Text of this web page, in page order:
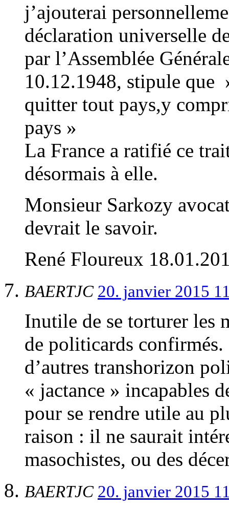
j’ajouterai
déclaration universelle
par l’Assemblée
10.12.1948, stipule que
quitter tout pays,y
pays »
La France a ratifié ce
désormais à elle.
Monsieur Sarkozy
devrait le savoir.
René Floureux
BAERTJC 20. janvier 2015
Inutile de se torturer les
de politicards
d’autres transhorizon
« jactance » incapables
pour se rendre utile au
raison : il ne saurait
masochistes, ou des
BAERTJC 20. janvier 2015